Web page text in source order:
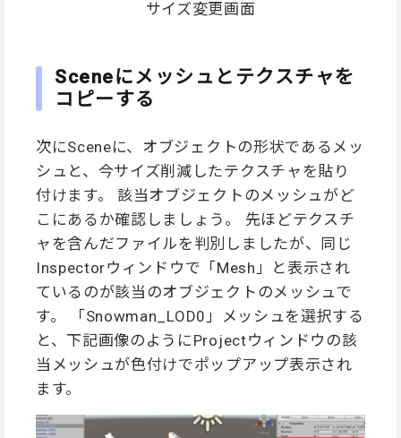
サイズ変更画面
Sceneにメッシュとテクスチャを
コピーする
次にSceneに、オブジェクトの形状であるメッ
シュと、今サイズ削減したテクスチャを貼り
付けます。 該当オブジェクトのメッシュがど
こにあるか確認しましょう。 先ほどテクスチ
ャを含んだファイルを判別しましたが、同じ
Inspectorウィンドウで「Mesh」と表示され
ているのが該当のオブジェクトのメッシュで
す。 「Snowman_LOD0」メッシュを選択する
と、下記画像のようにProjectウィンドウの該
当メッシュが色付けでポップアップ表示され
ます。